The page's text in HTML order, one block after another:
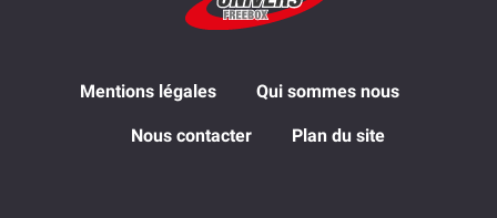
Mentions légales Qui sommes nous
Nous contacter Plan du site